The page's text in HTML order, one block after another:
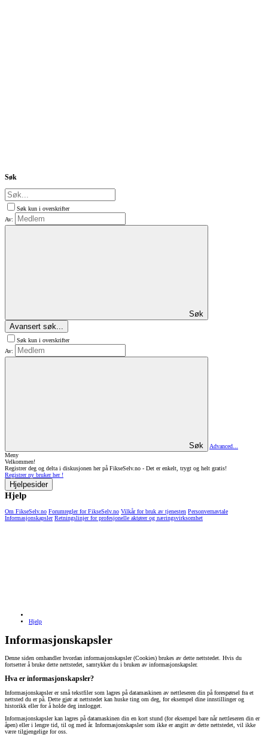
Søk
Søk kun i overskrifter
Av:
Søk
Avansert søk...
Søk kun i overskrifter
Av:
Søk
Advanced...
Meny
Velkommen!
Registrer deg og delta i diskusjonen her på FikseSelv.no - Det er enkelt, trygt og helt gratis!
Registrer ny bruker her !
Hjelpesider
Hjelp
Om FikseSelv.no Forumregler for FikseSelv.no Vilkår for bruk av tjenesten Personvernavtale
Informasjonskapsler Retningslinjer for profesjonelle aktører og næringsvirksomhet
Hjelp
Informasjonskapsler
Denne siden omhandler hvordan informasjonskapsler (Cookies) brukes av dette nettstedet. Hvis du
fortsetter å bruke dette nettstedet, samtykker du i bruken av informasjonskapsler.
Hva er informasjonskapsler?
Informasjonskapsler er små tekstfiler som lagres på datamaskinen av nettleseren din på forespørsel fra et
nettsted du er på. Dette gjør at nettstedet kan huske ting om deg, for eksempel dine innstillinger og
historikk eller for å holde deg innlogget.
Informasjonskapsler kan lagres på datamaskinen din en kort stund (for eksempel bare når nettleseren din er
åpen) eller i lengre tid, til og med år. Informasjonskapsler som ikke er angitt av dette nettstedet, vil ikke
være tilgjengelige for oss.